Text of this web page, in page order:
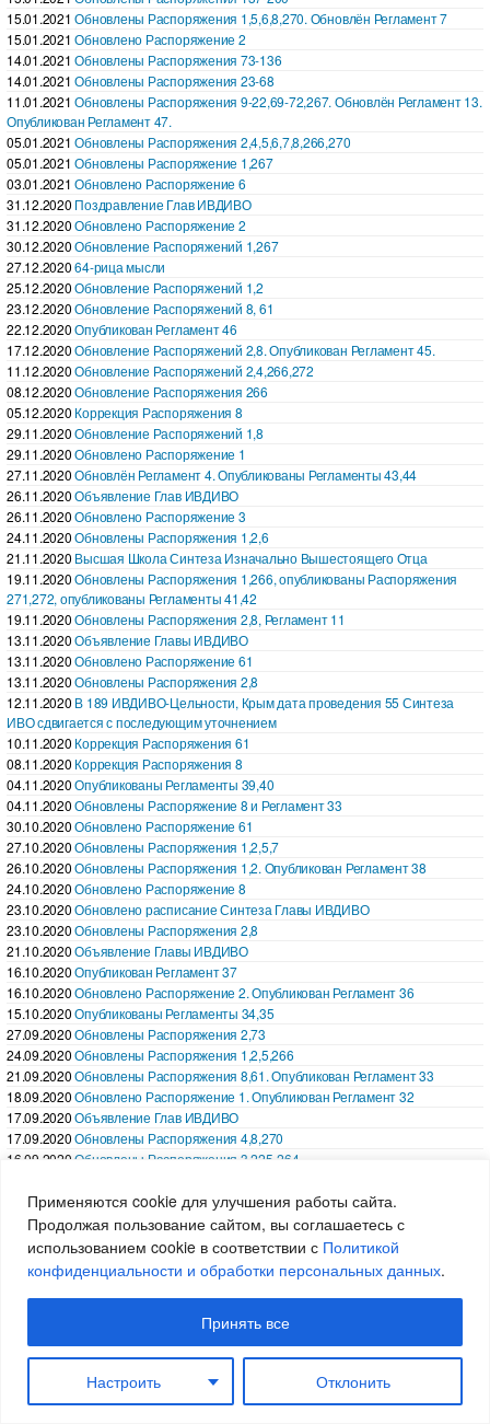
Применяются cookie для улучшения работы сайта.
Продолжая пользование сайтом, вы соглашаетесь с
использованием cookie в соответствии с Политикой
конфиденциальности и обработки персональных данных.
Настроить Отклонить
Принять все
15.01.2021 Обновлены Распоряжения 1,5,6,8,270. Обновлён Регламент 7
15.01.2021 Обновлено Распоряжение 2
14.01.2021 Обновлены Распоряжения 73-136
14.01.2021 Обновлены Распоряжения 23-68
11.01.2021 Обновлены Распоряжения 9-22,69-72,267. Обновлён Регламент 13.
Опубликован Регламент 47.
05.01.2021 Обновлены Распоряжения 2,4,5,6,7,8,266,270
05.01.2021 Обновлены Распоряжение 1,267
03.01.2021 Обновлено Распоряжение 6
31.12.2020 Поздравление Глав ИВДИВО
31.12.2020Обновлено Распоряжение 2
30.12.2020Обновление Распоряжений 1,267
27.12.202064-рица мысли
25.12.2020Обновление Распоряжений 1,2
23.12.2020Обновление Распоряжений 8, 61
22.12.2020Опубликован Регламент 46
17.12.2020Обновление Распоряжений 2,8. Опубликован Регламент 45.
11.12.2020Обновление Распоряжений 2,4,266,272
08.12.2020Обновление Распоряжения 266
05.12.2020 Коррекция Распоряжения 8
29.11.2020Обновление Распоряжений 1,8
29.11.2020Обновлено Распоряжение 1
27.11.2020Обновлён Регламент 4. Опубликованы Регламенты 43,44
26.11.2020Объявление Глав ИВДИВО
26.11.2020Обновлено Распоряжение 3
24.11.2020Обновлены Распоряжения 1,2,6
21.11.2020 Высшая Школа Синтеза Изначально Вышестоящего Отца
19.11.2020Обновлены Распоряжения 1,266, опубликованы Распоряжения
271,272, опубликованы Регламенты 41,42
19.11.2020Обновлены Распоряжения 2,8, Регламент 11
13.11.2020Объявление Главы ИВДИВО
13.11.2020Обновлено Распоряжение 61
13.11.2020Обновлены Распоряжения 2,8
12.11.2020 В 189 ИВДИВО-Цельности, Крым дата проведения 55 Синтеза
ИВО сдвигается с последующим уточнением
10.11.2020 Коррекция Распоряжения 61
08.11.2020 Коррекция Распоряжения 8
04.11.2020Опубликованы Регламенты 39,40
04.11.2020Обновлены Распоряжение 8 и Регламент 33
30.10.2020Обновлено Распоряжение 61
27.10.2020Обновлены Распоряжения 1,2,5,7
26.10.2020Обновлены Распоряжения 1,2. Опубликован Регламент 38
24.10.2020Обновлено Распоряжение 8
23.10.2020Обновлено расписание Синтеза Главы ИВДИВО
23.10.2020Обновлены Распоряжения 2,8
21.10.2020Объявление Главы ИВДИВО
16.10.2020Опубликован Регламент 37
16.10.2020Обновлено Распоряжение 2. Опубликован Регламент 36
15.10.2020Опубликованы Регламенты 34,35
27.09.2020Обновлены Распоряжения 2,73
24.09.2020Обновлены Распоряжения 1,2,5,266
21.09.2020Обновлены Распоряжения 8,61. Опубликован Регламент 33
18.09.2020Обновлено Распоряжение 1. Опубликован Регламент 32
17.09.2020Объявление Глав ИВДИВО
17.09.2020Обновлены Распоряжения 4,8,270
16.09.2020Обновлены Распоряжения 3,225-264
15.09.2020Обновлены Распоряжения 1,65,177-224. Опубликованы
Регламенты 30,31
Обновлены Распоряжения 121-176
11.09.2020
Обновлены Распоряжения 1,2,5,6,9-120. Опубликован Регламент
08.09.2020Обновлено Распоряжение 266
Опубликовано расписание Синтезов Аватарессы Синтеза ОС
08.09.2020Объявление Главы ИВДИВО
08.09.2020Опубликован План Синтеза деятельности юридической
организации Иерархического центра Синтез-физичности
20.08.2020Опубликован Регламент 28